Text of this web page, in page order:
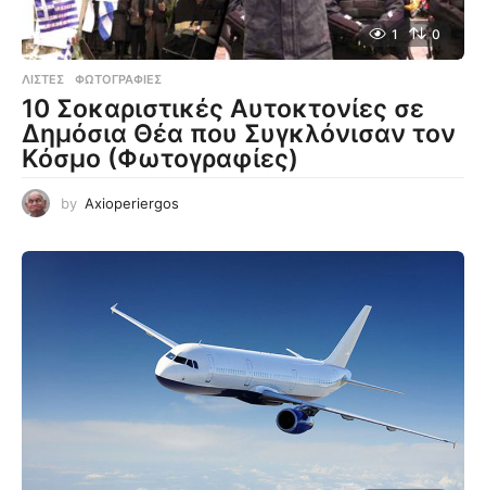
1 0
ΛΊΣΤΕΣ ,ΦΩΤΟΓΡΑΦΊΕΣ
10 Σοκαριστικές Αυτοκτονίες σε
Δημόσια Θέα που Συγκλόνισαν τον
Κόσμο (Φωτογραφίες)
by Axioperiergos